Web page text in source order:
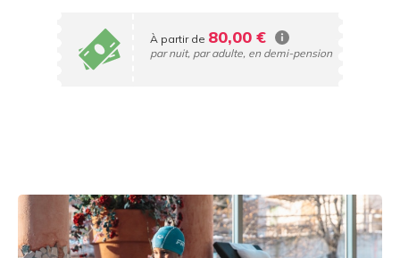
À partir de 80,00 €
par nuit, par adulte, en demi-pension